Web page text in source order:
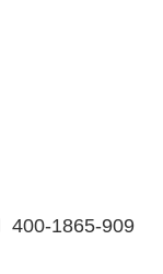
400-1865-909